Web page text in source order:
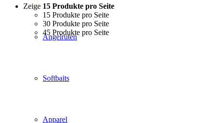
Angelruten
Softbaits
Apparel
Zeige 15 Produkte pro Seite
15 Produkte pro Seite
30 Produkte pro Seite
45 Produkte pro Seite